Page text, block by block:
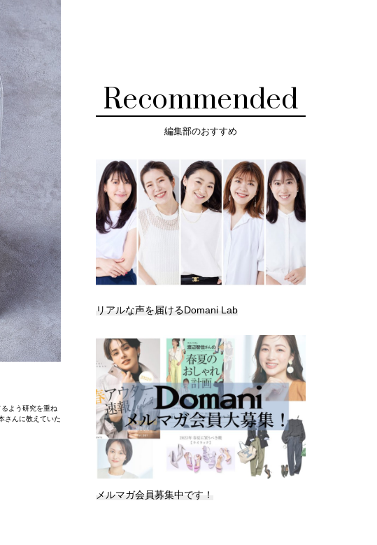
よう研究を重ね
さんに教えていた
Recommended
編集部のおすすめ
リアルな声を届けるDomani Lab
メルマガ会員募集中です！